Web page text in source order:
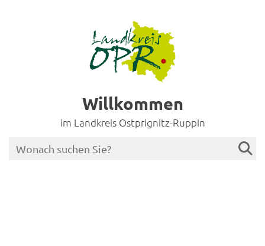
Willkommen
im Landkreis Ostprignitz-Ruppin